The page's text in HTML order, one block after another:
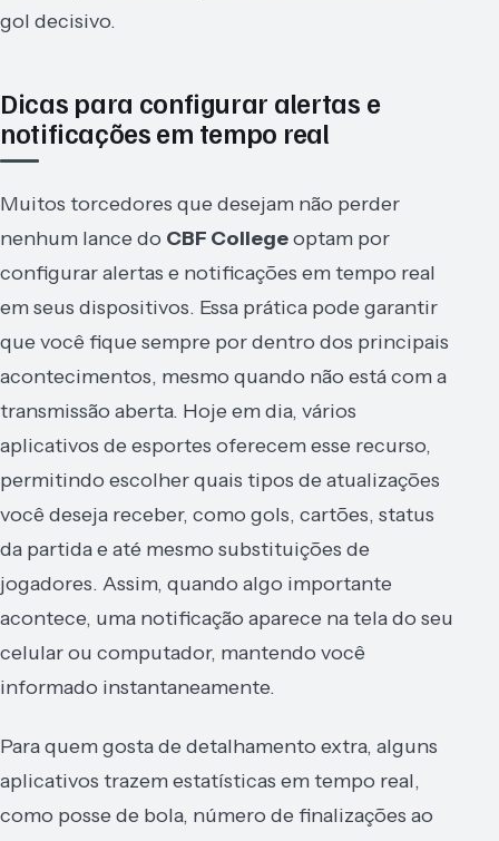
gol decisivo.
Dicas para configurar alertas e
notificações em tempo real
Muitos torcedores que desejam não perder
nenhum lance do CBF Collegeoptam por
configurar alertas e notificações em tempo real
em seus dispositivos. Essa prática pode garantir
que você fique sempre por dentro dos principais
acontecimentos, mesmo quando não está com a
transmissão aberta. Hoje em dia, vários
aplicativos de esportes oferecem esse recurso,
permitindo escolher quais tipos de atualizações
você deseja receber, como gols, cartões, status
da partida e até mesmo substituições de
jogadores. Assim, quando algo importante
acontece, uma notificação aparece na tela do seu
celular ou computador, mantendo você
informado instantaneamente.
Para quem gosta de detalhamento extra, alguns
aplicativos trazem estatísticas em tempo real,
como posse de bola, número de finalizações ao